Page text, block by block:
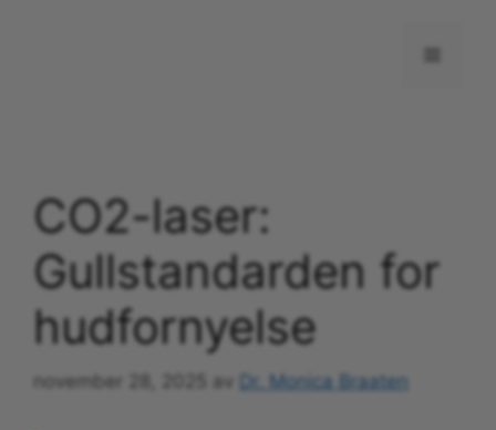
CO2-laser:
Gullstandarden for
hudfornyelse
november 28, 2025 av Dr. Monica Braaten